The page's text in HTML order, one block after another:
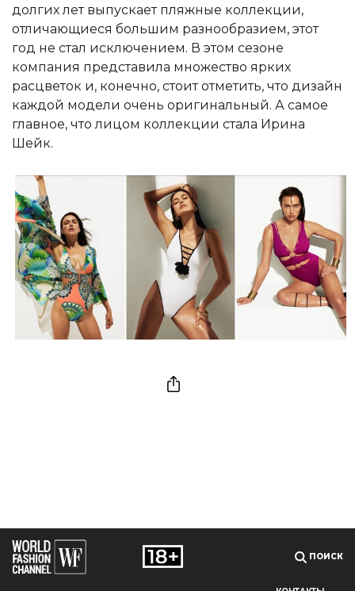
долгих лет выпускает пляжные коллекции,
отличающиеся большим разнообразием, этот
год не стал исключением. В этом сезоне
компания представила множество ярких
расцветок и, конечно, стоит отметить, что дизайн
каждой модели очень оригинальный. А самое
главное, что лицом коллекции стала Ирина
Шейк.
ПОИСК